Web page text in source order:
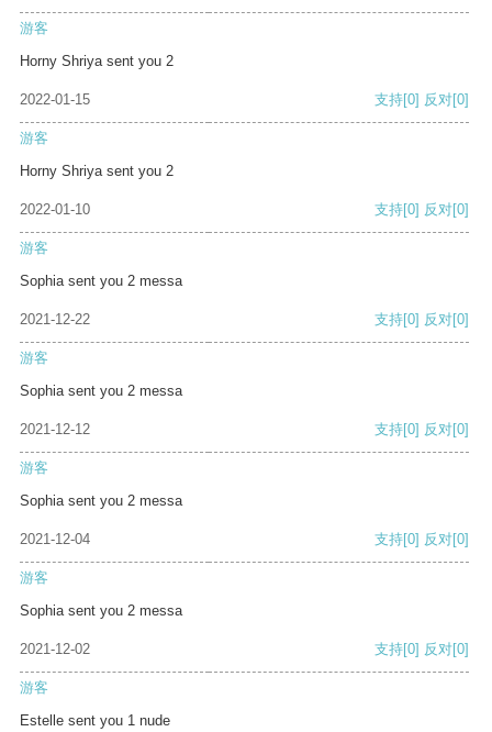
游客
Horny Shriya sent you 2
2022-01-15 支持[0] 反对[0]
游客
Horny Shriya sent you 2
2022-01-10 支持[0] 反对[0]
游客
Sophia sent you 2 messa
2021-12-22 支持[0] 反对[0]
游客
Sophia sent you 2 messa
2021-12-12 支持[0] 反对[0]
游客
Sophia sent you 2 messa
2021-12-04 支持[0] 反对[0]
游客
Sophia sent you 2 messa
2021-12-02 支持[0] 反对[0]
游客
Estelle sent you 1 nude